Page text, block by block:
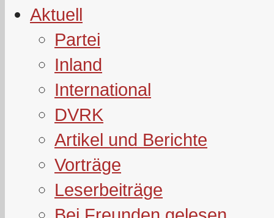
Aktuell
Partei
Inland
International
DVRK
Artikel und Berichte
Vorträge
Leserbeiträge